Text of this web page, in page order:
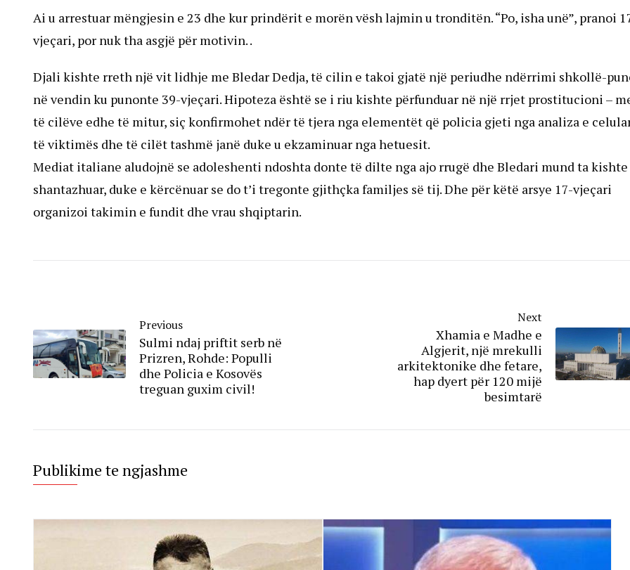
Ai u arrestuar mëngjesin e 23 dhe kur prindërit e morën vësh lajmin u tronditën. “Po, isha unë”, pranoi
vjeçari, por nuk tha asgjë për motivin. .
Djali kishte rreth një vit lidhje me Bledar Dedja, të cilin e takoi gjatë një periudhe ndërrimi shkollë-
në vendin ku punonte 39-vjeçari. Hipoteza është se i riu kishte përfunduar në një rrjet prostitucioni –
të cilëve edhe të mitur, siç konfirmohet ndër të tjera nga elementët që policia gjeti nga analiza e
të viktimës dhe të cilët tashmë janë duke u ekzaminuar nga hetuesit.
Mediat italiane aludojnë se adoleshenti ndoshta donte të dilte nga ajo rrugë dhe Bledari mund ta kishte
shantazhuar, duke e kërcënuar se do t’i tregonte gjithçka familjes së tij. Dhe për këtë arsye 17-vjeçari
organizoi takimin e fundit dhe vrau shqiptarin.
Previous
Sulmi ndaj priftit serb në
Prizren, Rohde: Populli
dhe Policia e Kosovës
treguan guxim civil!
Next
Xhamia e Madhe e
Algjerit, një mrekulli
arkitektonike dhe fetare,
hap dyert për 120 mijë
besimtarë
Publikime te ngjashme